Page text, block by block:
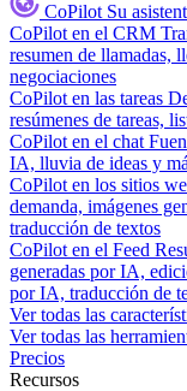
CoPilot Su
CoPilot en el CRM
resumen de llamadas,
negociaciones
CoPilot en las tareas
resúmenes de tareas,
CoPilot en el chat
IA, lluvia de ideas y
CoPilot en los sitios
demanda, imágenes
traducción de textos
CoPilot en el Feed
generadas por IA,
por IA, traducción de
Ver todas las
Ver todas las
Precios
Recursos